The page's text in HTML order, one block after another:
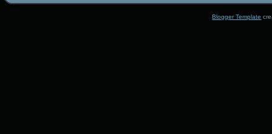
Blogger Template